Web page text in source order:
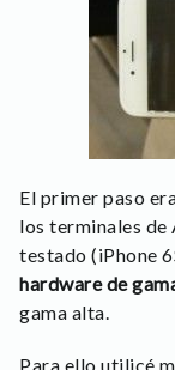
El primer paso
los terminales de
testado (iPhone
hardware de
gama alta.
Para ello utilicé